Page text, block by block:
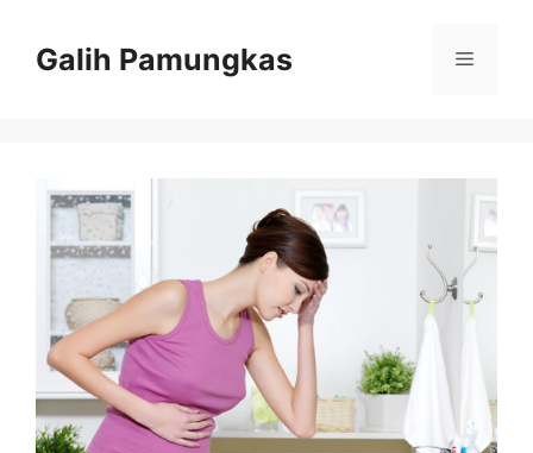
Galih Pamungkas Menu